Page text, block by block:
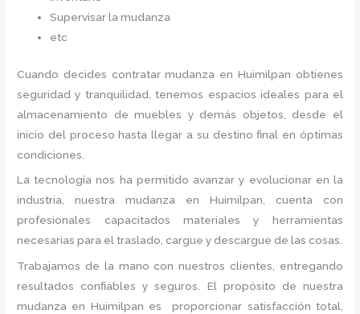
Supervisar la mudanza
etc
Cuando decides contratar mudanza en Huimilpan obtienes
seguridad y tranquilidad, tenemos espacios ideales para el
almacenamiento de muebles y demás objetos, desde el
inicio del proceso hasta llegar a su destino final en óptimas
condiciones.
La tecnología nos ha permitido avanzar y evolucionar en la
industria, nuestra mudanza en Huimilpan, cuenta con
profesionales capacitados materiales y herramientas
necesarias para el traslado, cargue y descargue de las cosas.
Trabajamos de la mano con nuestros clientes, entregando
resultados confiables y seguros. El propósito de nuestra
mudanza en Huimilpan es proporcionar satisfacción total,